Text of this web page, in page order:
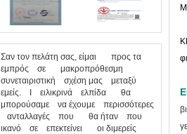
Σαν τον πελάτη σας, είμαι προς τα
εμπρός σε μακροπρόθεσμη
συνεταιριστική σχέση μας μεταξύ
εμείς. Ι ειλικρινά ελπίδα θα
μπορούσαμε να έχουμε περισσότερες
ανταλλαγές που θα ήταν που
ικανό σε επεκτείνει οι διμερείς